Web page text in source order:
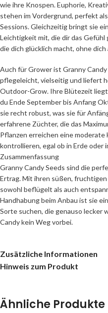
wie ihre Knospen. Euphorie,
stehen im Vordergrund, perfekt
Sessions. Gleichzeitig bringt sie
Leichtigkeit mit, die dir das Gefühl
die dich glücklich macht, ohne dich
Auch für Grower ist Granny
pflegeleicht, vielseitig und liefert
Outdoor-Grow. Ihre Blütezeit
du Ende September bis Anfang
sie recht robust, was sie für
erfahrene Züchter, die das
Pflanzen erreichen eine moderate
kontrollieren, egal ob in Erde oder
Zusammenfassung
Granny Candy Seeds sind die
Ertrag. Mit ihren süßen,
sowohl beflügelt als auch
Handhabung beim Anbau ist sie
Sorte suchen, die genauso lecker
Candy kein Weg vorbei.
Zusätzliche Informationen
Hinweis zum Produkt
Ähnliche Produkte